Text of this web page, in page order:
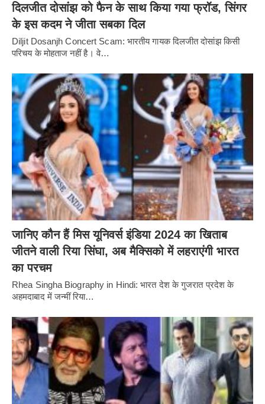
दिलजीत दोसांझ को फैन के साथ किया गया फ्रॉड, सिंगर
के इस कदम ने जीता सबका दिल
Diljit Dosanjh Concert Scam: भारतीय गायक दिलजीत दोसांझ किसी
परिचय के मोहताज नहीं है। वे…
जानिए कौन हैं मिस यूनिवर्स इंडिया 2024 का खिताब
जीतने वाली रिया सिंघा, अब मैक्सिको में लहराएंगी भारत
का परचम
Rhea Singha Biography in Hindi: भारत देश के गुजरात प्रदेश के
अहमदाबाद में जन्मीं रिया…